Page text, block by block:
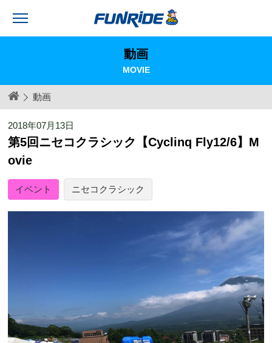
動画
MOVIE
動画
2018年07月13日
第5回ニセコクラシック【Cyclinq Fly12/6】M
ovie
イベント ニセコクラシック